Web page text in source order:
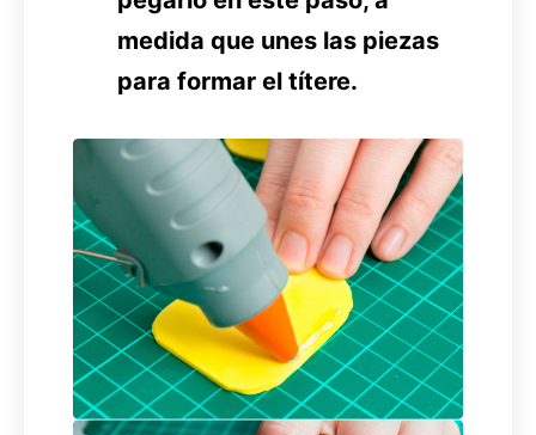
medida que unes las piezas
para formar el títere.